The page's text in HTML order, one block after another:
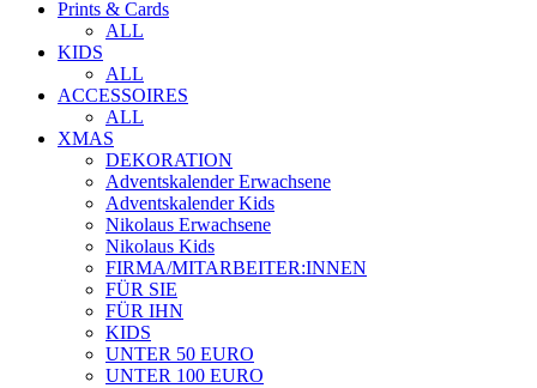
Prints & Cards
ALL
KIDS
ALL
ACCESSOIRES
ALL
XMAS
DEKORATION
Adventskalender Erwachsene
Adventskalender Kids
Nikolaus Erwachsene
Nikolaus Kids
FIRMA/MITARBEITER:INNEN
FÜR SIE
FÜR IHN
KIDS
UNTER 50 EURO
UNTER 100 EURO